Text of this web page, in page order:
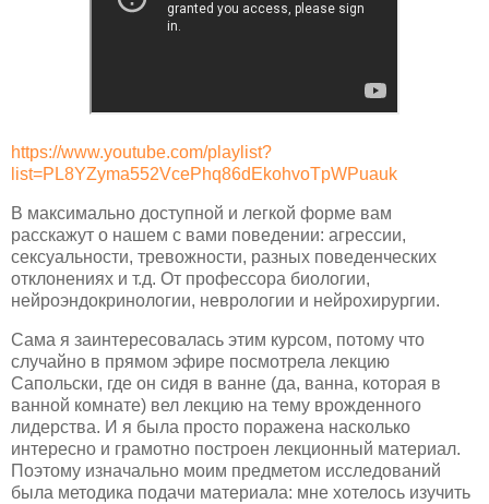
https://www.youtube.com/playlist?
list=PL8YZyma552VcePhq86dEkohvoTpWPuauk
В максимально доступной и легкой форме вам
расскажут о нашем с вами поведении: агрессии,
сексуальности, тревожности, разных поведенческих
отклонениях и т.д. От профессора биологии,
нейроэндокринологии, неврологии и нейрохирургии.
Сама я заинтересовалась этим курсом, потому что
случайно в прямом эфире посмотрела лекцию
Сапольски, где он сидя в ванне (да, ванна, которая в
ванной комнате) вел лекцию на тему врожденного
лидерства. И я была просто поражена насколько
интересно и грамотно построен лекционный материал.
Поэтому изначально моим предметом исследований
была методика подачи материала: мне хотелось изучить